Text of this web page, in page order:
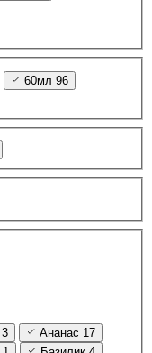
60мл 96
3 Ананас 17